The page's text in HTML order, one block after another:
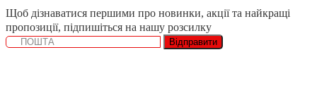
Щоб дізнаватися першими про новинки, акції та найкращі
пропозиції, підпишіться на нашу розсилку
Відправити